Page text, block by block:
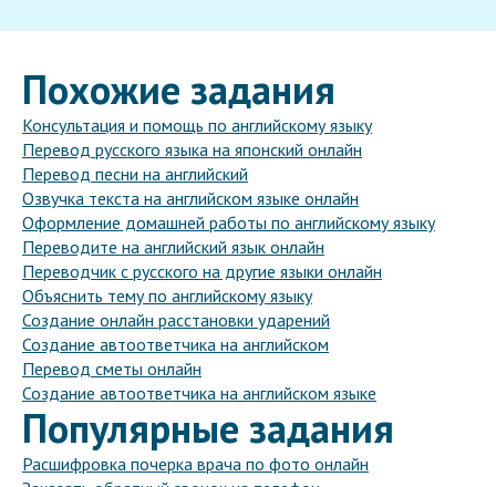
Похожие задания
Консультация и помощь по английскому языку
Перевод русского языка на японский онлайн
Перевод песни на английский
Озвучка текста на английском языке онлайн
Оформление домашней работы по английскому языку
Переводите на английский язык онлайн
Переводчик с русского на другие языки онлайн
Объяснить тему по английскому языку
Создание онлайн расстановки ударений
Создание автоответчика на английском
Перевод сметы онлайн
Создание автоответчика на английском языке
Популярные задания
Расшифровка почерка врача по фото онлайн